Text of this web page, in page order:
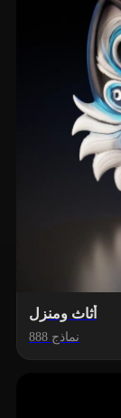
أثاث ومنزل
888 نماذج